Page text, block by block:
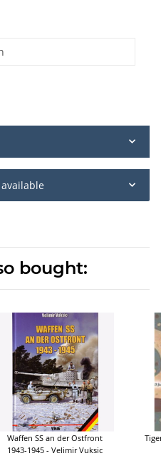
bought:
Waffen SS an der Ostfront
1943-1945 - Velimir Vuksic